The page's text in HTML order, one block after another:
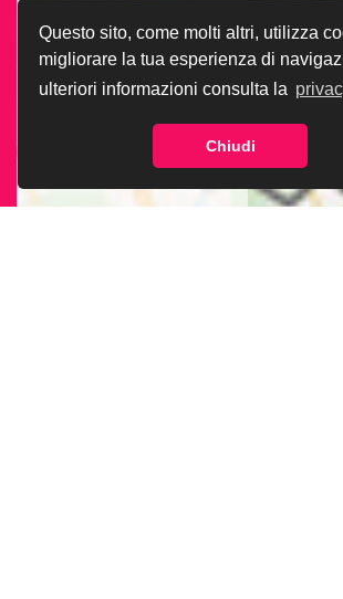
Questo sito, come molti altri, utilizza
migliorare la tua esperienza di
ulteriori informazioni consulta la
Chiudi